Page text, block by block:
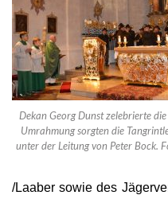
Dekan Georg Dunst zelebrierte die
Umrahmung sorgten die
unter der Leitung von Peter Bock.
/Laaber sowie des